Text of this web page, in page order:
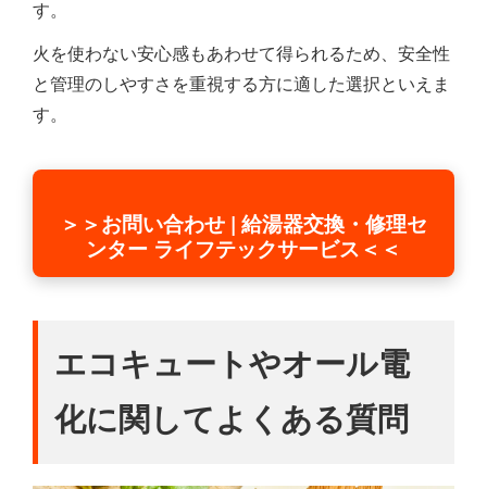
す。
火を使わない安心感もあわせて得られるため、安全性
と管理のしやすさを重視する方に適した選択といえま
す。
＞＞お問い合わせ | 給湯器交換・修理セ
ンター ライフテックサービス＜＜
エコキュートやオール電
化に関してよくある質問